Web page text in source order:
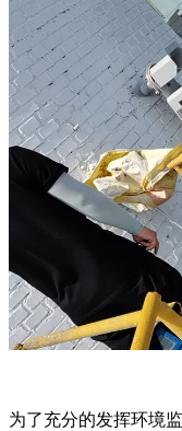
为了充分的发挥环境